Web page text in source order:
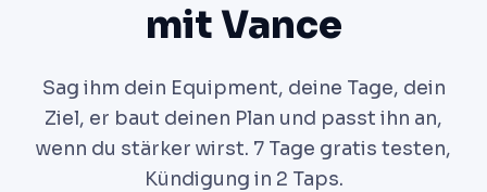
mit Vance
Sag ihm dein Equipment, deine Tage, dein
Ziel, er baut deinen Plan und passt ihn an,
wenn du stärker wirst. 7 Tage gratis testen,
Kündigung in 2 Taps.